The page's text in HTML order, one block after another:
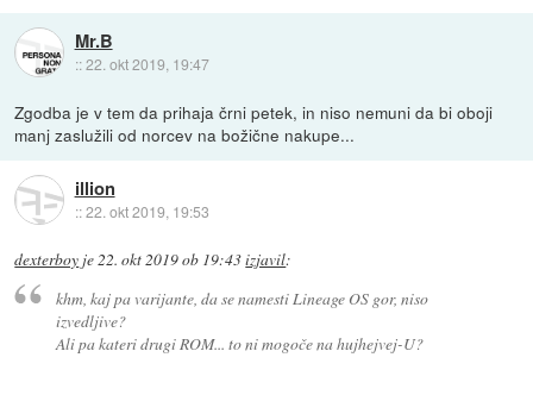
Mr.B
::22. okt 2019, 19:47
Zgodba je v tem da prihaja črni petek, in niso nemuni da bi oboji
manj zaslužili od norcev na božične nakupe...
illion
::22. okt 2019, 19:53
dexterboy je22. okt 2019 ob 19:43izjavil:
khm, kaj pa varijante, da se namesti Lineage OS gor, niso
izvedljive?
Ali pa kateri drugi ROM... to ni mogoče na hujhejvej-U?